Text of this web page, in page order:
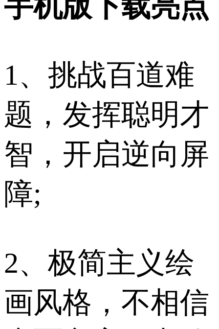
1、挑战百道难
题，发挥聪明才
智，开启逆向屏
障;
2、极简主义绘
画风格，不相信